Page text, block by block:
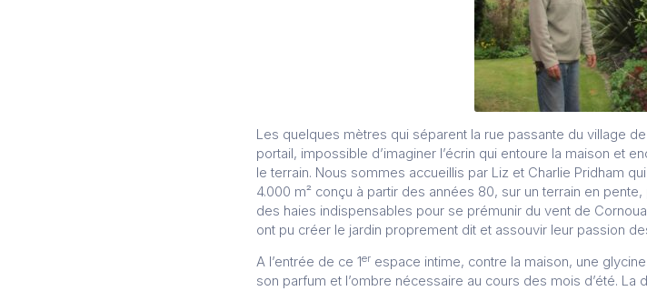
Les quelques mètres qui séparent la rue passante du village
portail, impossible d’imaginer l’écrin qui entoure la maison et
le terrain. Nous sommes accueillis par Liz et Charlie Pridham
4.000 m² conçu à partir des années 80, sur un terrain en
des haies indispensables pour se prémunir du vent de
ont pu créer le jardin proprement dit et assouvir leur passion
A l’entrée de ce 1er espace intime, contre la maison, une
son parfum et l’ombre nécessaire au cours des mois d’été.